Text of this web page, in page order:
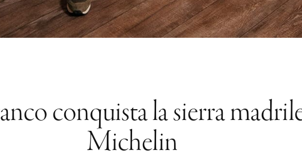
conquista la sierra
Michelin